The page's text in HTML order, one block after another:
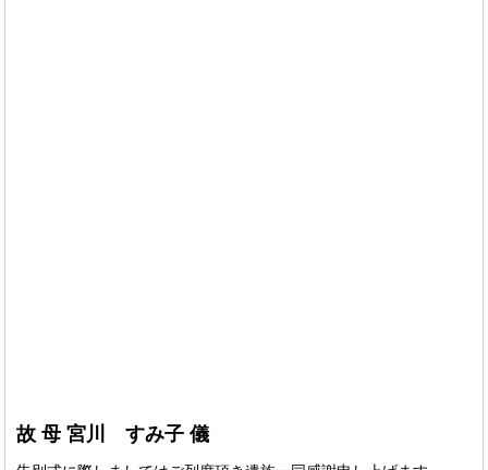
故 母 宮川 すみ子 儀